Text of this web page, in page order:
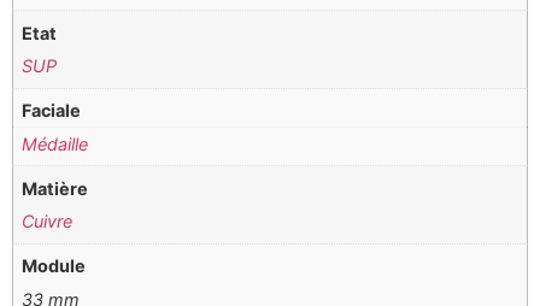
Etat
SUP
Faciale
Médaille
Matière
Cuivre
Module
33 mm